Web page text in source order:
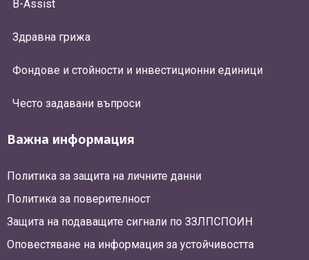
B-Assist
Здравна грижа
Фондове и стойности и инвестиционни единици
Често задавани въпроси
Важна информация
Политика за защита на личните данни
Политика за поверителност
Защита на подаващите сигнали по ЗЗЛПСПОИН
Оповестяване на информация за устойчивостта